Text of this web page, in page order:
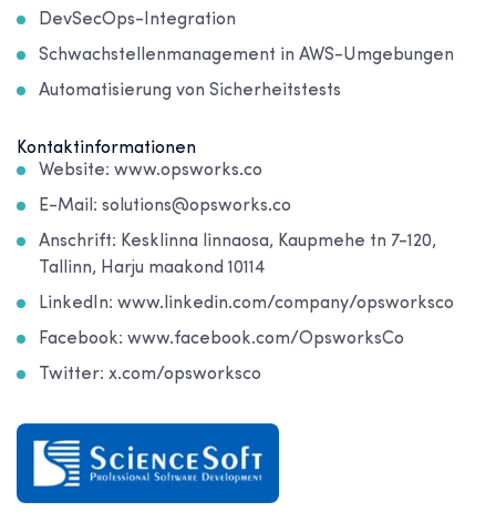
DevSecOps-Integration
Schwachstellenmanagement in AWS-Umgebungen
Automatisierung von Sicherheitstests
Kontaktinformationen
Website: www.opsworks.co
E-Mail: solutions@opsworks.co
Anschrift: Kesklinna linnaosa, Kaupmehe tn 7-120,
Tallinn, Harju maakond 10114
LinkedIn: www.linkedin.com/company/opsworksco
Facebook: www.facebook.com/OpsworksCo
Twitter: x.com/opsworksco